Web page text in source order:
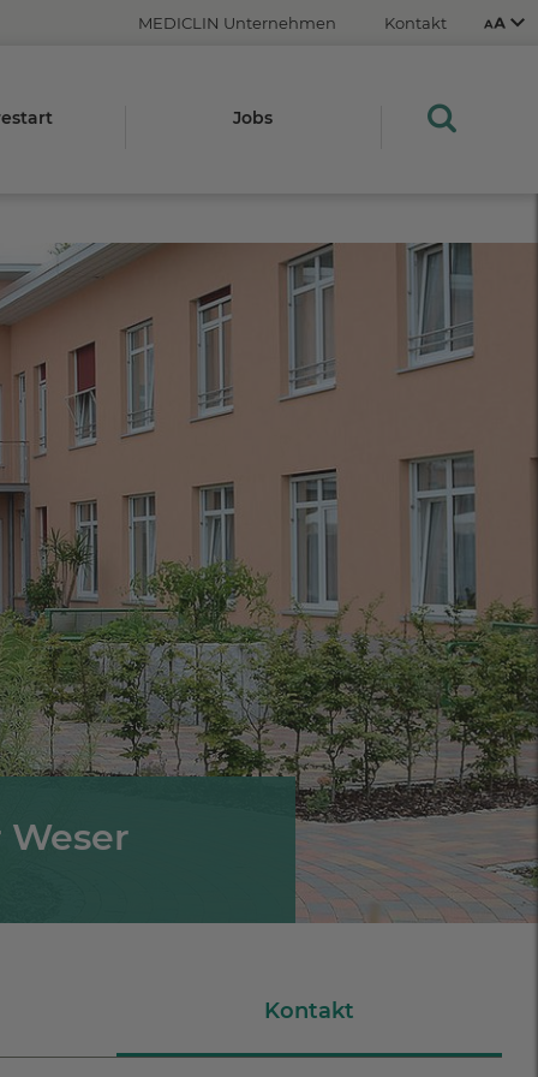
MEDICLIN Unternehmen Kontakt
Plus- (+)
Jobs
Kontakt